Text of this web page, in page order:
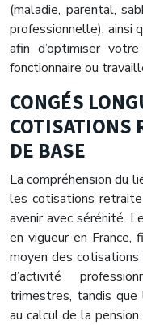
(maladie, parental,
professionnelle),
afin d’optimiser
fonctionnaire ou
CONGÉS
COTISATIONS
DE BASE
La compréhension du
les cotisations
avenir avec sérénité.
en vigueur en France,
moyen des cotisations
d’activité
trimestres, tandis
au calcul de la